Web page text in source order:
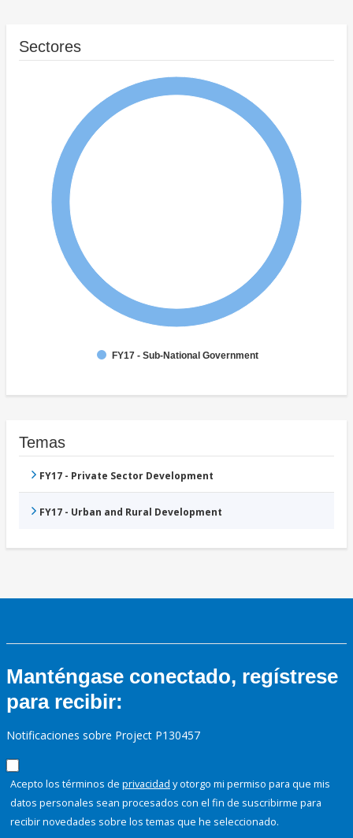
Sectores
FY17 - Sub-National Government
Temas
FY17 - Private Sector Development
FY17 - Urban and Rural Development
Manténgase conectado, regístrese
para recibir:
Notificaciones sobre Project P130457
Acepto los términos de privacidad y otorgo mi permiso para que mis
datos personales sean procesados con el fin de suscribirme para
recibir novedades sobre los temas que he seleccionado.